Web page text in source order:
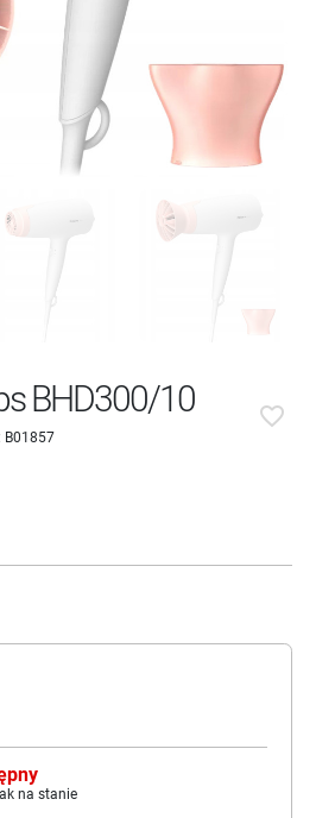
BHD300/10
B01857
favorite_border
na stanie